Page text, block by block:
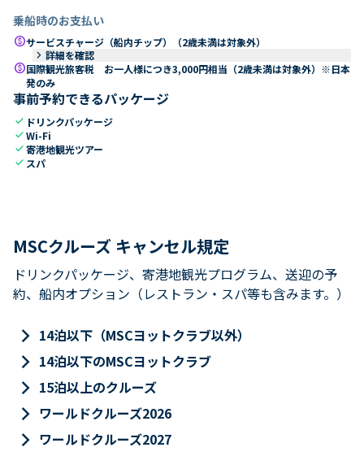
乗船時のお支払い
paidサービスチャージ（船内チップ）（2歳未満は対象外）
keyboard_arrow_right 詳細を確認
paid国際観光旅客税 お一人様につき3,000円相当（2歳未満は対象外）※日本
発のみ
事前予約できるパッケージ
check ドリンクパッケージ
checkWi-Fi
check寄港地観光ツアー
check スパ
MSCクルーズ キャンセル規定
ドリンクパッケージ、寄港地観光プログラム、送迎の予
約、船内オプション（レストラン・スパ等も含みます。）
keyboard_arrow_right 14泊以下（MSCヨットクラブ以外）
keyboard_arrow_right 14泊以下のMSCヨットクラブ
keyboard_arrow_right 15泊以上のクルーズ
keyboard_arrow_right ワールドクルーズ2026
keyboard_arrow_right ワールドクルーズ2027